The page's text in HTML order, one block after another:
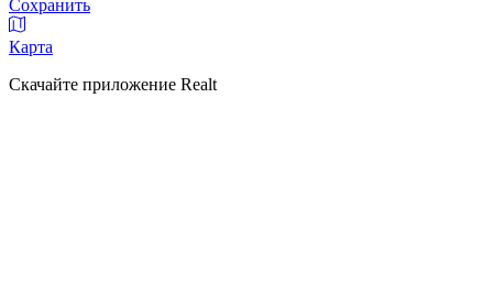
Сохранить
Карта
Скачайте приложение Realt